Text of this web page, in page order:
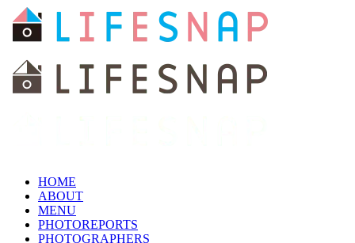
HOME
ABOUT
MENU
PHOTOREPORTS
PHOTOGRAPHERS